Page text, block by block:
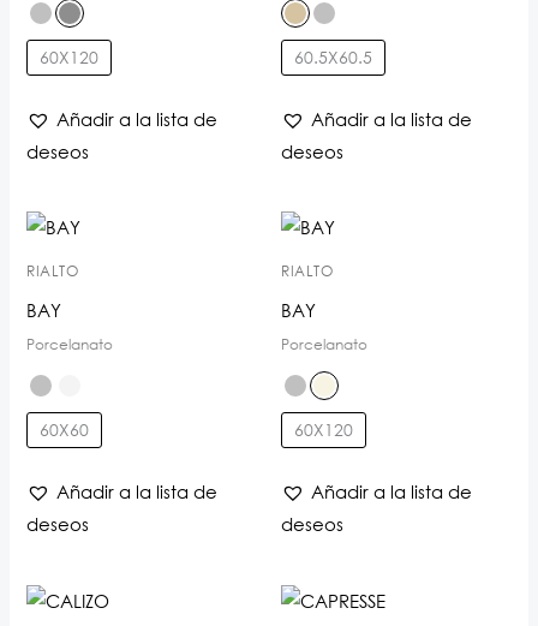
60X120
Añadir a la lista de
deseos
60.5X60.5
Añadir a la lista de
deseos
RIALTO
BAY
Porcelanato
60X60
Añadir a la lista de
deseos
RIALTO
BAY
Porcelanato
60X120
Añadir a la lista de
deseos